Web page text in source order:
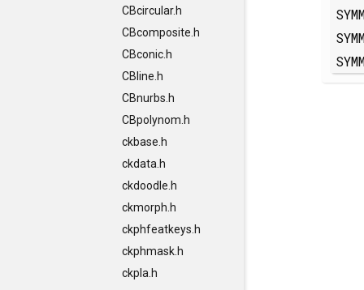
CBcircular.h
CBcomposite.h
CBconic.h
CBline.h
CBnurbs.h
CBpolynom.h
ckbase.h
ckdata.h
ckdoodle.h
ckmorph.h
ckphfeatkeys.h
ckphmask.h
ckpla.h